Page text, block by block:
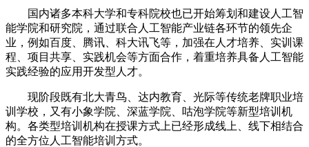
国内诸多本科大学和专科院校也已开始筹划和建设人工智
能学院和研究院，通过联合人工智能产业链各环节的领先企
业，例如百度、腾讯、科大讯飞等，加强在人才培养、实训课
程、项目共享、实践机会等方面合作，着重培养具备人工智能
实践经验的应用开发型人才。
现阶段既有北大青鸟、达内教育、光际等传统老牌职业培
训学校，又有小象学院、深蓝学院、咕泡学院等新型培训机
构。各类型培训机构在授课方式上已经形成线上、线下相结合
的全方位人工智能培训方式。